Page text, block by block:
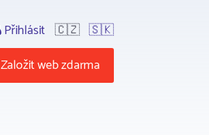
Přihlásit 🇨🇿 🇸🇰
Založit web zdarma